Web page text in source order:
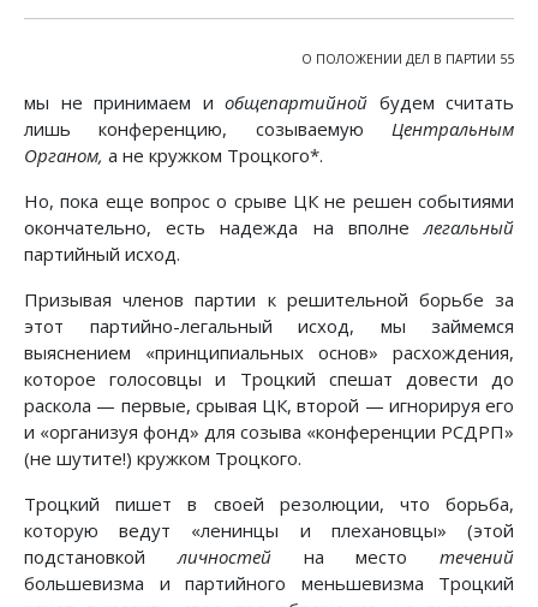
О ПОЛОЖЕНИИ ДЕЛ В ПАРТИИ 55
мы не принимаем и общепартийной будем считать
лишь конференцию, созываемую Центральным
Органом, а не кружком Троцкого*.
Но, пока еще вопрос о срыве ЦК не решен событиями
окончательно, есть надежда на вполнелегальный
партийный исход.
Призывая членов партии к решительной борьбе за
этот партийно-легальный исход, мы займемся
выяснением «принципиальных основ» расхождения,
которое голосовцы и Троцкий спешат довести до
раскола — первые, срывая ЦК, второй — игнорируя его
и «организуя фонд» для созыва «конференции РСДРП»
(не шутите!) кружком Троцкого.
Троцкий пишет в своей резолюции, что борьба,
которую ведут «ленинцы и плехановцы» (этой
подстановкойличностейна место течений
большевизма и партийного меньшевизма Троцкий